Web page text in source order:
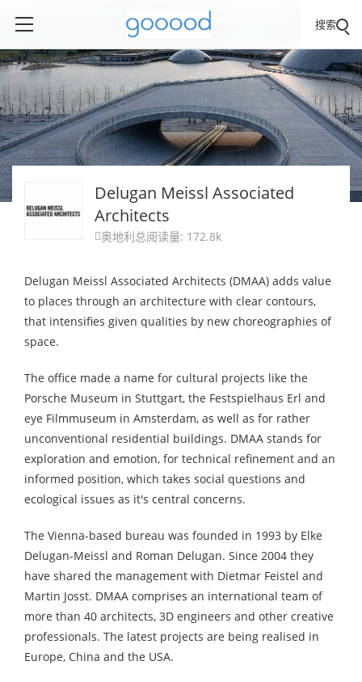
搜索
Delugan Meissl Associated
Architects
 奥地利总阅读量: 172.8k
Delugan Meissl Associated Architects (DMAA) adds value
to places through an architecture with clear contours,
that intensifies given qualities by new choreographies of
space.
The office made a name for cultural projects like the
Porsche Museum in Stuttgart, the Festspielhaus Erl and
eye Filmmuseum in Amsterdam, as well as for rather
unconventional residential buildings. DMAA stands for
exploration and emotion, for technical refinement and an
informed position, which takes social questions and
ecological issues as it's central concerns.
The Vienna-based bureau was founded in 1993 by Elke
Delugan-Meissl and Roman Delugan. Since 2004 they
have shared the management with Dietmar Feistel and
Martin Josst. DMAA comprises an international team of
more than 40 architects, 3D engineers and other creative
professionals. The latest projects are being realised in
Europe, China and the USA.